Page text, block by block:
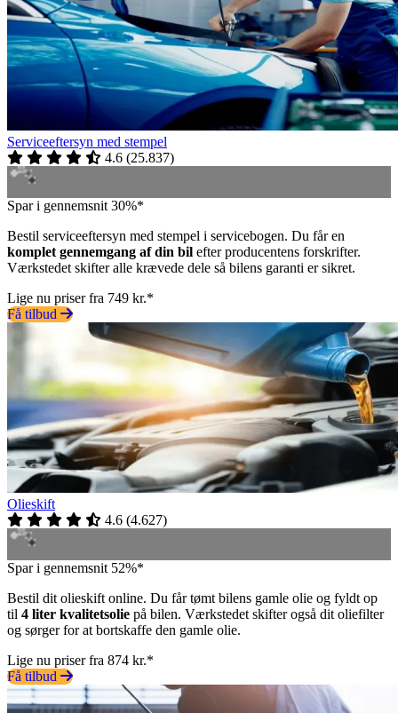
Serviceeftersyn med stempel
4.6 (25.837)
Spar i gennemsnit 30%*
Bestil serviceeftersyn med stempel i servicebogen. Du får en
komplet gennemgang af din bil efter producentens forskrifter.
Værkstedet skifter alle krævede dele så bilens garanti er sikret.
Lige nu priser fra 749 kr.*
Få tilbud
Olieskift
4.6 (4.627)
Spar i gennemsnit 52%*
Bestil dit olieskift online. Du får tømt bilens gamle olie og fyldt op
til 4 liter kvalitetsolie på bilen. Værkstedet skifter også dit oliefilter
og sørger for at bortskaffe den gamle olie.
Lige nu priser fra 874 kr.*
Få tilbud